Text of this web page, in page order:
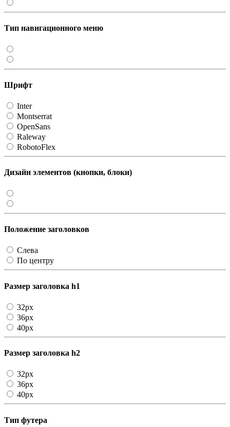
Тип навигационного меню
Шрифт
Inter
Montserrat
OpenSans
Raleway
RobotoFlex
Дизайн элементов (кнопки, блоки)
Положение заголовков
Слева
По центру
Размер заголовка h1
32px
36px
40px
Размер заголовка h2
32px
36px
40px
Тип футера